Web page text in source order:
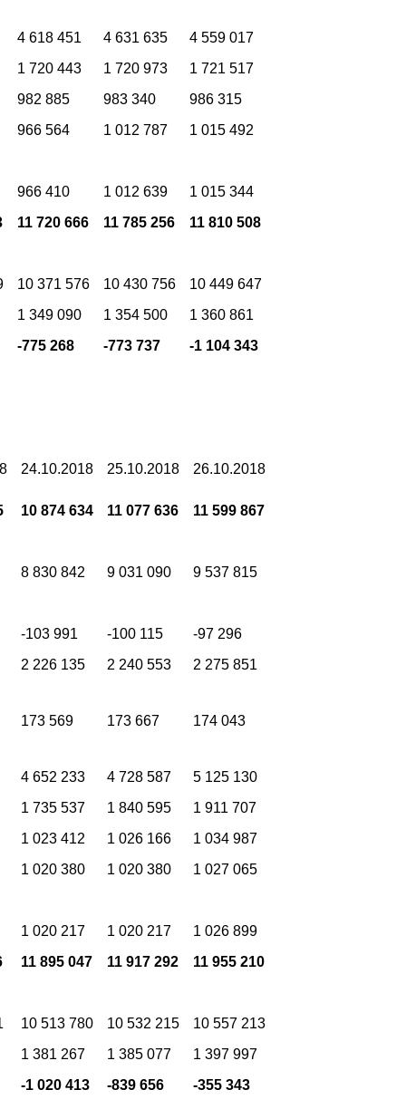
4 618 451 4 631 635
4 559 017
1 720 443
1 720 973
1 721 517
982 885
983 340
986 315
966 564
1 012 787 1 015 492
966 410 1 012 639
1 015 344
11 720 666 11 785 256 11 810 508
10 371 576 10 430 756
10 449 647
1 349 090
1 354 500
1 360 861
-775 268
-773 737 -1 104 343
24.10.2018 25.10.2018 26.10.2018
10 874 634 11 077 636 11 599 867
8 830 842 9 031 090 9 537 815
-103 991 -100 115
-97 296
2 226 135
2 240 553 2 275 851
173 569 173 667 174 043
4 652 233 4 728 587
5 125 130
1 735 537
1 840 595
1 911 707
1 023 412
1 026 166
1 034 987
1 020 380
1 020 380 1 027 065
1 020 217 1 020 217
1 026 899
11 895 047 11 917 292 11 955 210
10 513 780 10 532 215
10 557 213
1 381 267
1 385 077
1 397 997
-1 020 413
-839 656 -355 343